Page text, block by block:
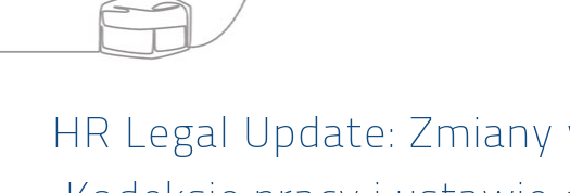
HR Legal Update: Zmiany